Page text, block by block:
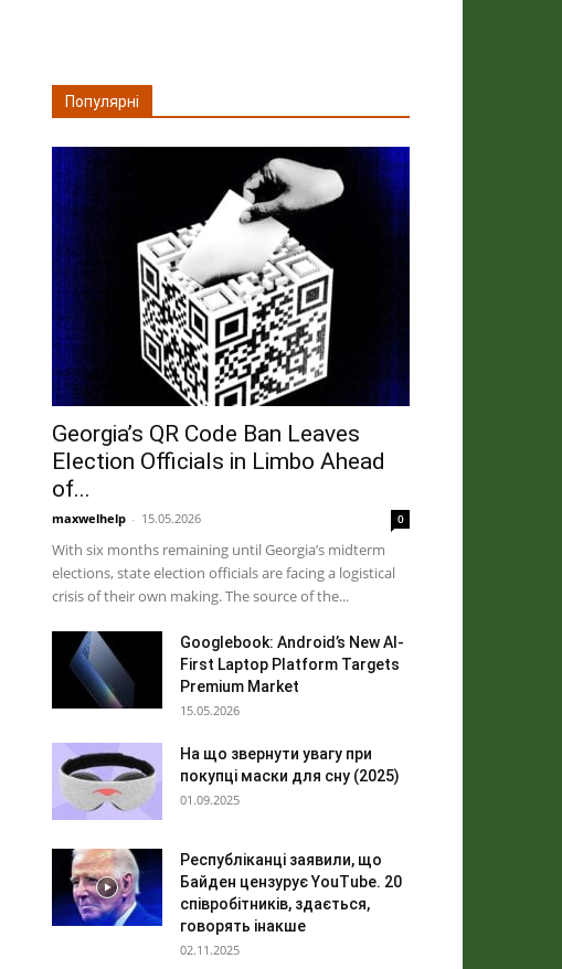
Популярні
Georgia’s QR Code Ban Leaves
Election Officials in Limbo Ahead
of...
maxwelhelp - 15.05.2026 0
With six months remaining until Georgia’s midterm
elections, state election officials are facing a logistical
crisis of their own making. The source of the...
Googlebook: Android’s New AI-
First Laptop Platform Targets
Premium Market
15.05.2026
На що звернути увагу при
покупці маски для сну (2025)
01.09.2025
Республіканці заявили, що
Байден цензурує YouTube. 20
співробітників, здається,
говорять інакше
02.11.2025